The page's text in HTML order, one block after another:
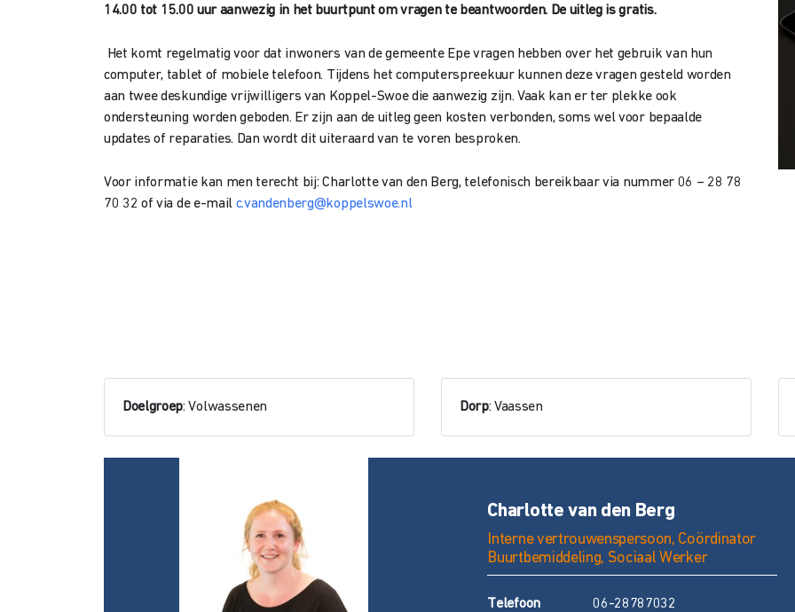
14.00 tot 15.00 uur aanwezig in het buurtpunt om vragen te beantwoorden. De uitleg is gratis.
Het komt regelmatig voor dat inwoners van de gemeente Epe vragen hebben over het gebruik van hun
computer, tablet of mobiele telefoon. Tijdens het computerspreekuur kunnen deze vragen gesteld worden
aan twee deskundige vrijwilligers van Koppel-Swoe die aanwezig zijn. Vaak kan er ter plekke ook
ondersteuning worden geboden. Er zijn aan de uitleg geen kosten verbonden, soms wel voor bepaalde
updates of reparaties. Dan wordt dit uiteraard van te voren besproken.
Voor informatie kan men terecht bij: Charlotte van den Berg, telefonisch bereikbaar via nummer 06 – 28 78
70 32 of via de e-mail c.vandenberg@koppelswoe.nl
Doelgroep: Volwassenen Dorp: Vaassen
Charlotte van den Berg
Interne vertrouwenspersoon, Coördinator
Buurtbemiddeling, Sociaal Werker
Telefoon
06-28787032